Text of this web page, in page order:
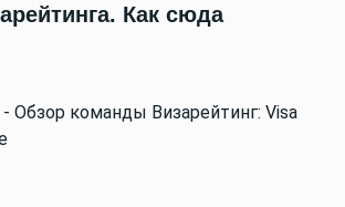
Как сюда